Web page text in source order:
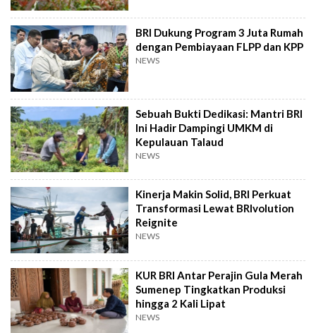
BRI Dukung Program 3 Juta Rumah
dengan Pembiayaan FLPP dan KPP
NEWS
Sebuah Bukti Dedikasi: Mantri BRI
Ini Hadir Dampingi UMKM di
Kepulauan Talaud
NEWS
Kinerja Makin Solid, BRI Perkuat
Transformasi Lewat BRIvolution
Reignite
NEWS
KUR BRI Antar Perajin Gula Merah
Sumenep Tingkatkan Produksi
hingga 2 Kali Lipat
NEWS